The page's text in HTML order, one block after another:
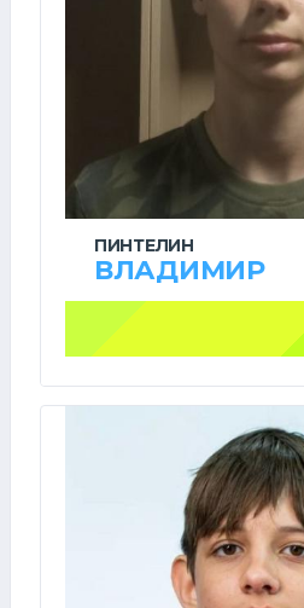
ПИНТЕЛИН
ВЛАДИМИР